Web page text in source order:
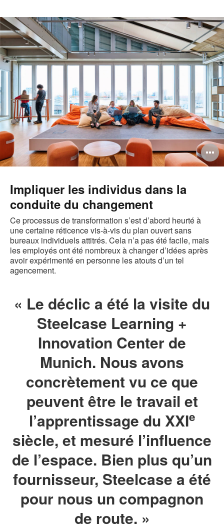
Impliquer les individus dans la
conduite du changement
Ce processus de transformation s’est d’abord heurté à
une certaine réticence vis-à-vis du plan ouvert sans
bureaux individuels attitrés. Cela n’a pas été facile, mais
les employés ont été nombreux à changer d’idées après
avoir expérimenté en personne les atouts d’un tel
agencement.
« Le déclic a été la visite du
Steelcase Learning +
Innovation Center de
Munich. Nous avons
concrètement vu ce que
peuvent être le travail et
l’apprentissage du XXIe
siècle, et mesuré l’influence
de l’espace. Bien plus qu’un
fournisseur, Steelcase a été
pour nous un compagnon
de route. »